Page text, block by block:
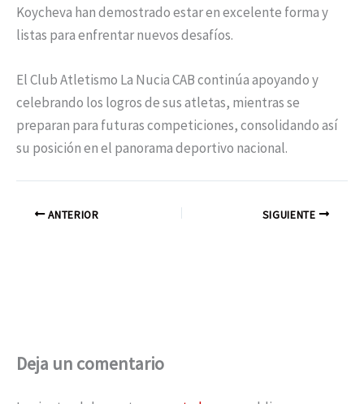
Koycheva han demostrado estar en excelente forma y
listas para enfrentar nuevos desafíos.
El Club Atletismo La Nucia CAB continúa apoyando y
celebrando los logros de sus atletas, mientras se
preparan para futuras competiciones, consolidando así
su posición en el panorama deportivo nacional.
ANTERIOR SIGUIENTE
Deja un comentario